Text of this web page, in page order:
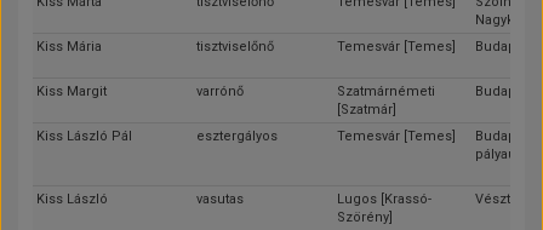
Nagykun-
Kiss Mária
tisztviselőnő Temesvár [Temes] Budapest
Kiss Margit varrónő
Szatmárnémeti
[Szatmár]
Budapest
Kiss László Pál esztergályos Temesvár [Temes]
Budapest
Kiss László vasutas
Lugos [Krassó-
Szörény]
Vésztő